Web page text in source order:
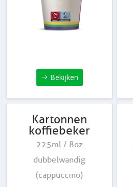
Bekijken
Kartonnen
koffiebeker
225ml / 8oz
dubbelwandig
(cappuccino)